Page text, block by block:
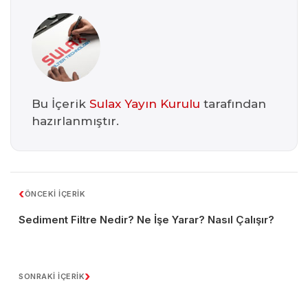
Bu İçerik Sulax Yayın Kurulu tarafından
hazırlanmıştır.
‹ÖNCEKİ İÇERİK
Sediment Filtre Nedir? Ne İşe Yarar? Nasıl Çalışır?
SONRAKİ İÇERİK›